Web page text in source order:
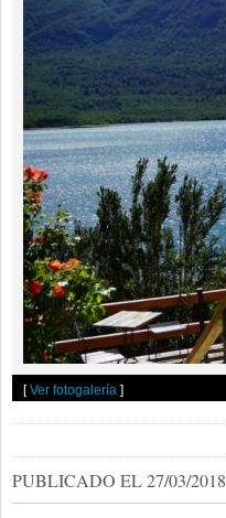
[Ver fotogalería ]
PUBLICADO EL 27/03/2018